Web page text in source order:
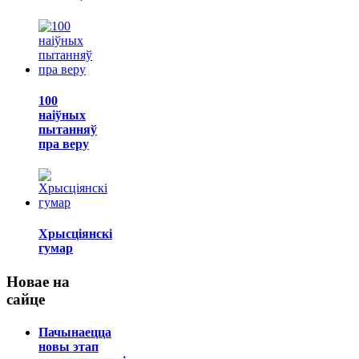
100
наіўных
пытанняў
пра веру
Хрысціянскі
гумар
Новае на
сайце
Пачынаецца
новы этап